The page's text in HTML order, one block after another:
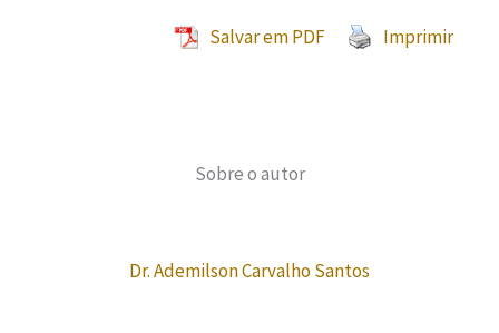
Salvar em PDF Imprimir
Sobre o autor
Dr. Ademilson Carvalho Santos